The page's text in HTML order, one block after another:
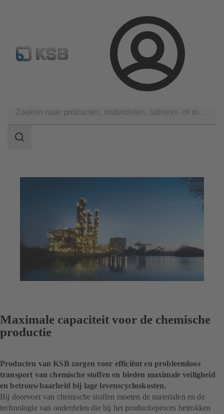
Aanmelding
Configure Product KSB Select Standaard stuklijsten
Zoekgebied
Maximale capaciteit voor de chemische
productie
Producten van KSB zorgen voor efficiënt en probleemloos
transport van chemische stoffen en bieden maximale veiligheid
en betrouwbaarheid bij lage levenscycluskosten.
Bij doorvoer van chemische stoffen moeten de materialen en de
technologie van onderdelen die bij het productieproces betrokken